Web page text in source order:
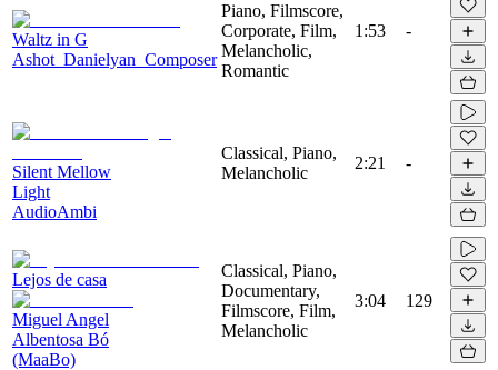
Waltz in G
Ashot_Danielyan_Composer
Piano, Filmscore,
Corporate, Film,
Melancholic,
Romantic
1:53 -
Silent Mellow
Light
AudioAmbi
Classical, Piano,
Melancholic
2:21 -
Lejos de casa
Miguel Angel
Albentosa Bó
(MaaBo)
Classical, Piano,
Documentary,
Filmscore, Film,
Melancholic
3:04 129